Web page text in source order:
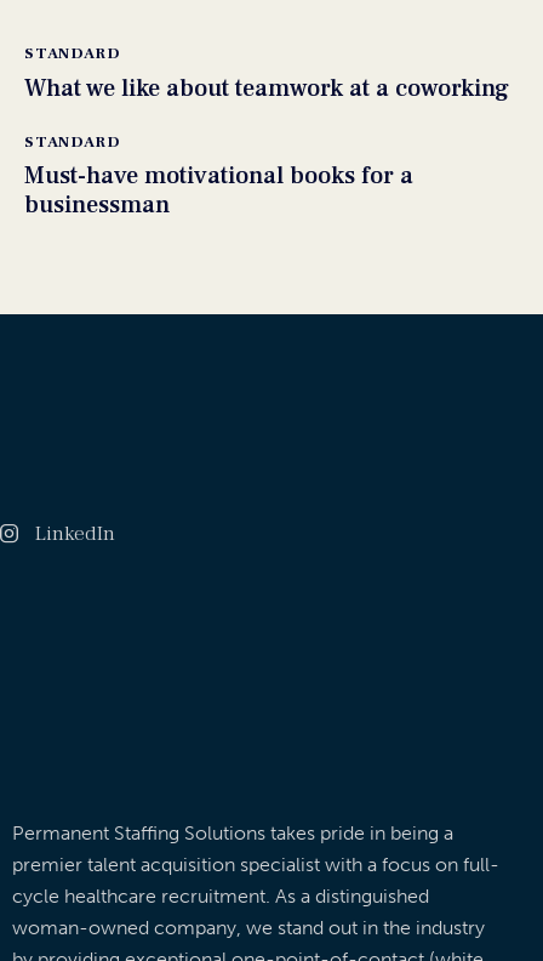
STANDARD
What we like about teamwork at a coworking
STANDARD
Must-have motivational books for a
businessman
LinkedIn
Permanent Staffing Solutions takes pride in being a
premier talent acquisition specialist with a focus on full-
cycle healthcare recruitment. As a distinguished
woman-owned company, we stand out in the industry